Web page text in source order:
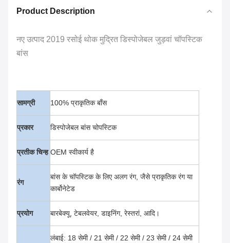
Product Description
नए उत्पाद 2019 रसोई थोक मुद्रित डिस्पोजेबल जुड़वां चॉपस्टिक
बांस
सामग्री 100% प्राकृतिक बाँस
प्रकार डिस्पोजेबल बांस चोपस्टिक
प्रतीक चिन्ह OEM स्वीकार्य है
रंग
बांस के चॉपस्टिक के लिए अलग रंग, जैसे प्राकृतिक रंग या
कार्बोनेटेड
प्रयोग बारबेक्यू, टेबलवेयर, डाइनिंग, रेस्तरां, आदि।
लंबाई: 18 सेमी / 21 सेमी / 22 सेमी / 23 सेमी / 24 सेमी